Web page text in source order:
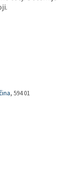
, 594 01